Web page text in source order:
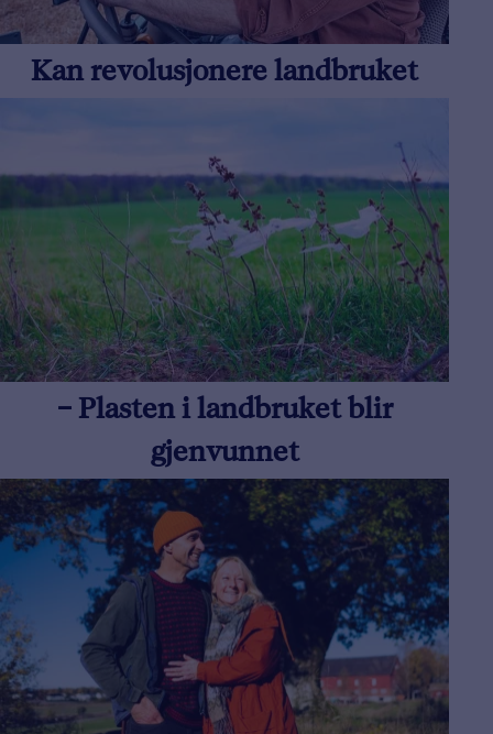
Kan revolusjonere landbruket
– Plasten i landbruket blir
gjenvunnet